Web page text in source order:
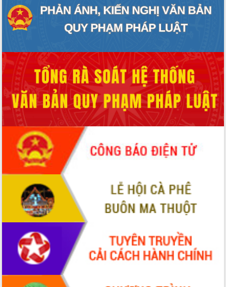
xuất khẩu sầu riêng và triển khai quy
định EUDR
Thứ trưởng Bộ Nông nghiệp và Môi
sầu riêng tại Đắk Lắk
Trình diễn nghệ thuật chế biến các
món ăn từ sầu riêng
Đắk Lắk công bố Quy hoạch và xúc
tiến đầu tư tỉnh
Ngành cá ngừ Đắk Lắk chủ động thích
ứng để giữ vững thị trường xuất khẩu
Diễn đàn Kinh tế tư nhân Việt Nam đột
phá cơ chế - Hợp tác công tư
Đề án 06 tạo bước ngoặt đột phá trong
cải cách hành chính tỉnh Đắk Lắk
Kết nối tour, đẩy mạnh chuyển đổi số
để phát triển du lịch Đắk Lắk
Khởi động Dự án Đầu tư xây dựng hạ
tầng kỹ thuật Cụm công nghiệp Tân
Gặp mặt các cơ quan báo chí nhân Kỷ
niệm 101 năm Ngày Báo chí Cách
mạng Việt Nam
Đắk Lắk sơ kết 4 năm triển khai thực
hiện Đề án 06 của Chính phủ